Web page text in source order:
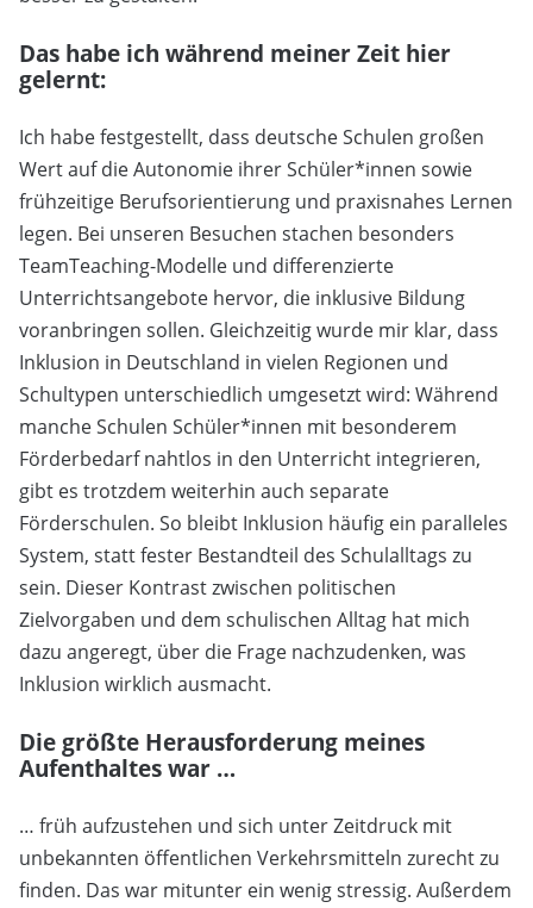
Das habe ich während meiner Zeit hier
gelernt:
Ich habe festgestellt, dass deutsche Schulen großen
Wert auf die Autonomie ihrer Schüler*innen sowie
frühzeitige Berufsorientierung und praxisnahes Lernen
legen. Bei unseren Besuchen stachen besonders
Team­Teaching-Modelle und differenzierte
Unterrichtsangebote hervor, die inklusive Bildung
voranbringen sollen. Gleichzeitig wurde mir klar, dass
Inklusion in Deutschland in vielen Regionen und
Schultypen unterschiedlich umgesetzt wird: Während
manche Schulen Schüler*innen mit besonderem
Förderbedarf nahtlos in den Unterricht integrieren,
gibt es trotzdem weiterhin auch separate
Förderschulen. So bleibt Inklusion häufig ein paralleles
System, statt fester Bestandteil des Schulalltags zu
sein. Dieser Kontrast zwischen politischen
Zielvorgaben und dem schulischen Alltag hat mich
dazu angeregt, über die Frage nachzudenken, was
Inklusion wirklich ausmacht.
Die größte Herausforderung meines
Aufenthaltes war …
… früh aufzustehen und sich unter Zeitdruck mit
unbekannten öffentlichen Verkehrsmitteln zurecht zu
finden. Das war mitunter ein wenig stressig. Außerdem